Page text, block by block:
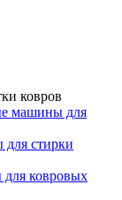
ковров
машины для
стирки
ковровых